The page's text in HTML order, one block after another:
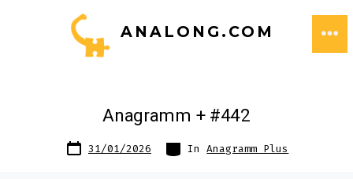
ANALONG.COM
Anagramm + #442
Datum
des 31/01/2026 Kategorien
InAnagramm Plus